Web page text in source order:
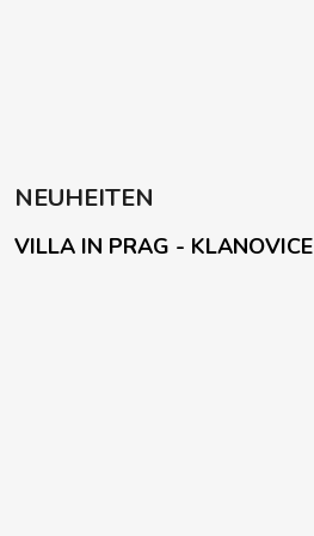
NEUHEITEN
VILLA IN PRAG - KLANOVICE